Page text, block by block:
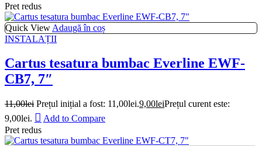
Pret redus
Quick View Adaugă în coș
INSTALAȚII
Cartus tesatura bumbac Everline EWF-
CB7, 7″
11,00lei Prețul inițial a fost: 11,00lei.9,00leiPrețul curent este:
9,00lei.
Add to Compare
Pret redus